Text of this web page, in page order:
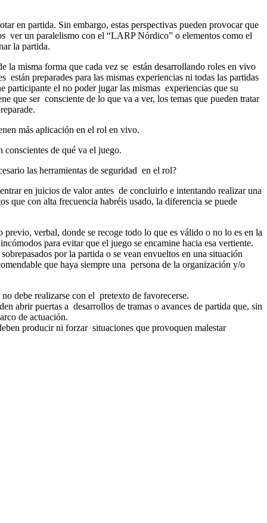
en partida. Sin embargo, estas perspectivas pueden provocar que
ver un paralelismo con el “LARP Nórdico” o elementos como el
la partida.
la misma forma que cada vez se están desarrollando roles en vivo
preparades para las mismas experiencias ni todas las partidas
participante el no poder jugar las mismas experiencias que su
que ser consciente de lo que va a ver, los temas que pueden tratar
más aplicación en el rol en vivo.
conscientes de qué va el juego.
las herramientas de seguridad en el rol?
en juicios de valor antes de concluirlo e intentando realizar una
que con alta frecuencia habréis usado, la diferencia se puede
verbal, donde se recoge todo lo que es válido o no lo es en la
para evitar que el juego se encamine hacia esa vertiente.
por la partida o se vean envueltos en una situación
que haya siempre una persona de la organización y/o
debe realizarse con el pretexto de favorecerse.
abrir puertas a desarrollos de tramas o avances de partida que, sin
de actuación.
producir ni forzar situaciones que provoquen malestar